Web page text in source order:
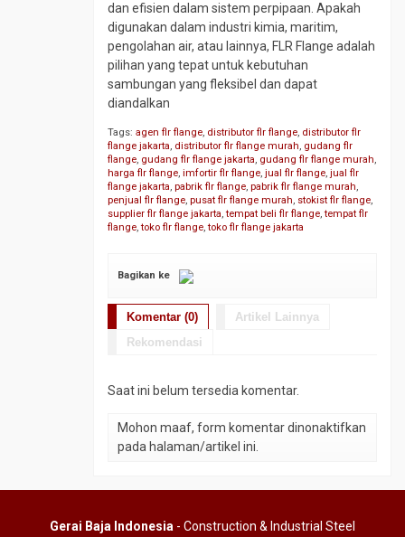
dan efisien dalam sistem perpipaan. Apakah
digunakan dalam industri kimia, maritim,
pengolahan air, atau lainnya, FLR Flange adalah
pilihan yang tepat untuk kebutuhan
sambungan yang fleksibel dan dapat
diandalkan
Tags: agen flr flange, distributor flr flange, distributor flr
flange jakarta, distributor flr flange murah, gudang flr
flange, gudang flr flange jakarta, gudang flr flange murah,
harga flr flange, imfortir flr flange, jual flr flange, jual flr
flange jakarta, pabrik flr flange, pabrik flr flange murah,
penjual flr flange, pusat flr flange murah, stokist flr flange,
supplier flr flange jakarta,tempat beli flr flange,tempat flr
flange,toko flr flange,toko flr flange jakarta
Bagikan ke
Komentar (0)
Artikel Lainnya
Rekomendasi
Saat ini belum tersedia komentar.
Mohon maaf, form komentar dinonaktifkan
pada halaman/artikel ini.
Gerai Baja Indonesia - Construction & Industrial Steel